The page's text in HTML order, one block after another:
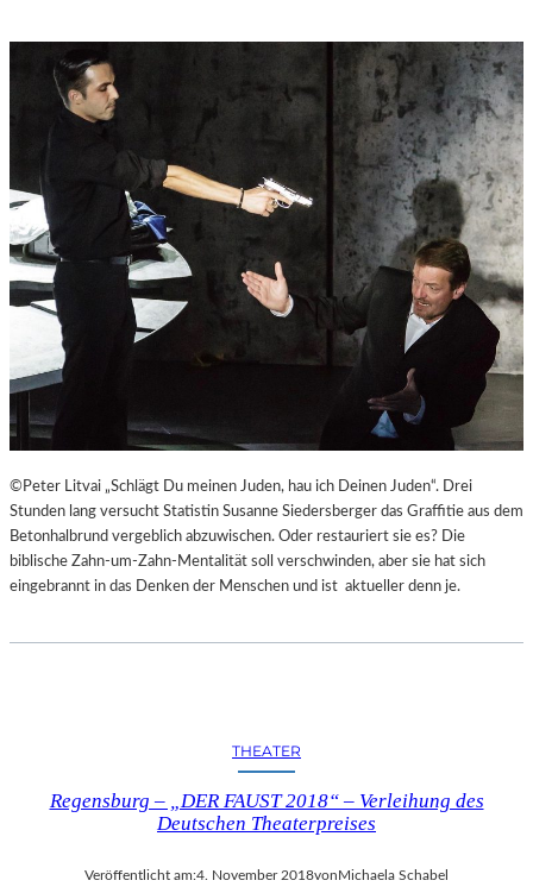
©Peter Litvai „Schlägt Du meinen Juden, hau ich Deinen Juden“. Drei
Stunden lang versucht Statistin Susanne Siedersberger das Graffitie aus dem
Betonhalbrund vergeblich abzuwischen. Oder restauriert sie es? Die
biblische Zahn-um-Zahn-Mentalität soll verschwinden, aber sie hat sich
eingebrannt in das Denken der Menschen und ist aktueller denn je.
THEATER
Regensburg – „DER FAUST 2018“ – Verleihung des
Deutschen Theaterpreises
Veröffentlicht am:4. November 2018von Michaela Schabel